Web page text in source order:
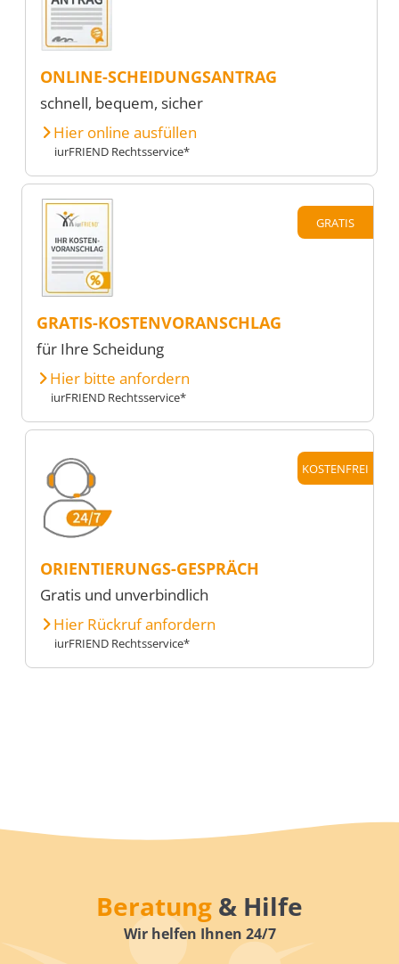
ONLINE-SCHEIDUNGSANTRAG
schnell, bequem, sicher
Hier online ausfüllen
iurFRIEND Rechtsservice*
GRATIS
GRATIS-KOSTENVORANSCHLAG
für Ihre Scheidung
Hier bitte anfordern
iurFRIEND Rechtsservice*
KOSTENFREI
ORIENTIERUNGS-GESPRÄCH
Gratis und unverbindlich
Hier Rückruf anfordern
iurFRIEND Rechtsservice*
Beratung & Hilfe
Wir helfen Ihnen 24/7